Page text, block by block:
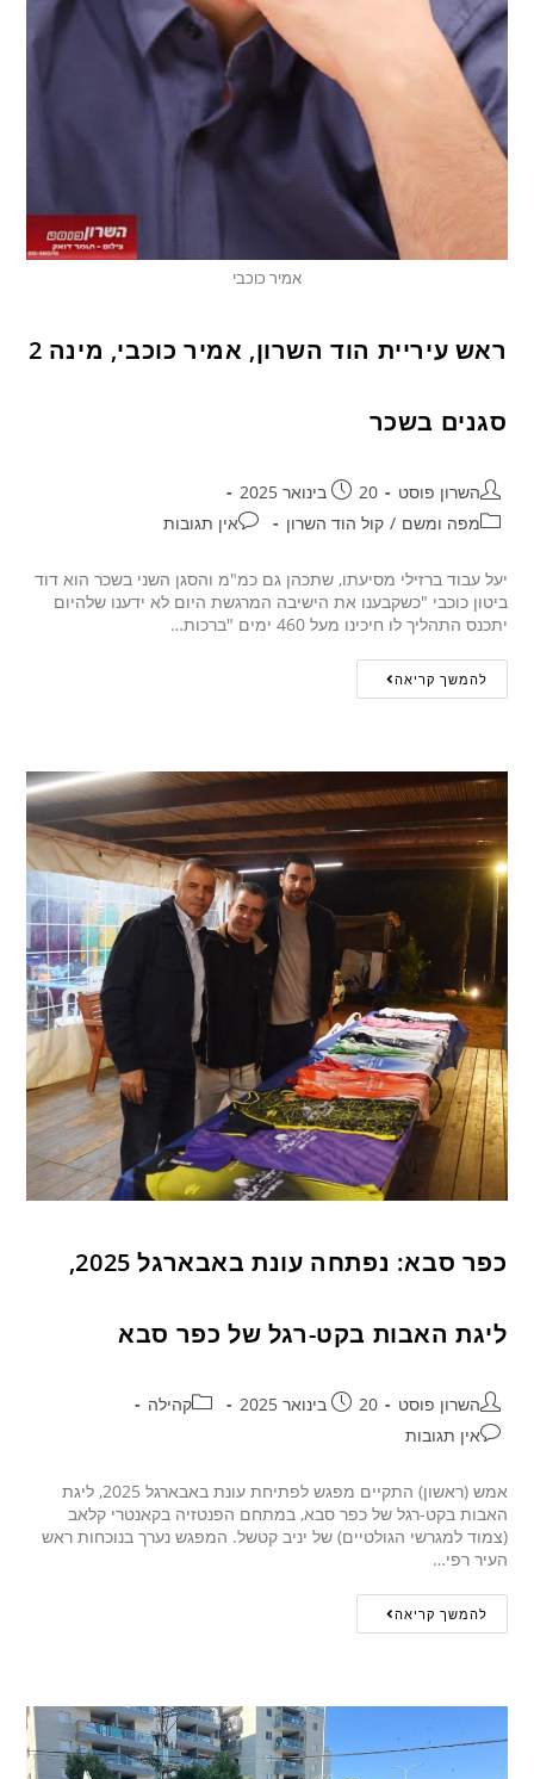
אמיר כוכבי
ראש עיריית הוד השרון, אמיר כוכבי, מינה 2
סגנים בשכר
השרון פוסט
20 בינואר 2025
מפה ומשם / קול הוד השרון אין תגובות
יעל עבוד ברזילי מסיעתו, שתכהן גם כמ"מ והסגן השני בשכר הוא דוד
ביטון כוכבי "כשקבענו את הישיבה המרגשת היום לא ידענו שלהיום
יתכנס התהליך לו חיכינו מעל 460 ימים "ברכות…
להמשך קריאה
כפר סבא: נפתחה עונת באבארגל 2025,
ליגת האבות בקט-רגל של כפר סבא
השרון פוסט 20 בינואר 2025
קהילה
אין תגובות
אמש (ראשון) התקיים מפגש לפתיחת עונת באבארגל 2025, ליגת
האבות בקט-רגל של כפר סבא, במתחם הפנטזיה בקאנטרי קלאב
(צמוד למגרשי הגולטיים) של יניב קטשל. המפגש נערך בנוכחות ראש
העיר רפי…
להמשך קריאה